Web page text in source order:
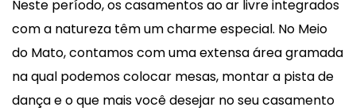
Neste período, os casamentos ao ar livre integrados
com a natureza têm um charme especial. No Meio
do Mato, contamos com uma extensa área gramada
na qual podemos colocar mesas, montar a pista de
dança e o que mais você desejar no seu casamento